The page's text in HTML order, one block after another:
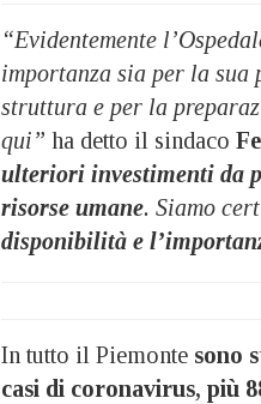
“Evidentemente
importanza sia per la
struttura e per la
qui” ha detto il sindaco
ulteriori investimenti da
risorse umane. Siamo
disponibilità e
In tutto il Piemonte sono
casi di coronavirus, più